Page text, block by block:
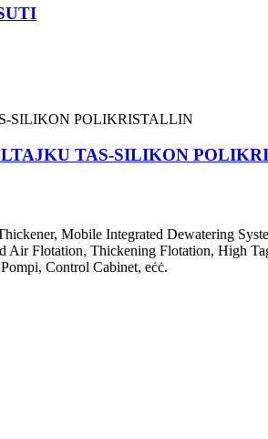
TAS-SILIKON
Mobile Integrated Dewatering
Air Flotation, Thickening Flotation, High
Control Cabinet, eċċ.